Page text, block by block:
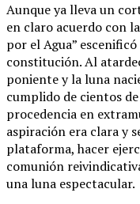
Aunque ya lleva un
en claro acuerdo con
por el Agua”
constitución. Al
poniente y la luna
cumplido de cientos
procedencia en
aspiración era clara y
plataforma, hacer
comunión
una luna espectacular.